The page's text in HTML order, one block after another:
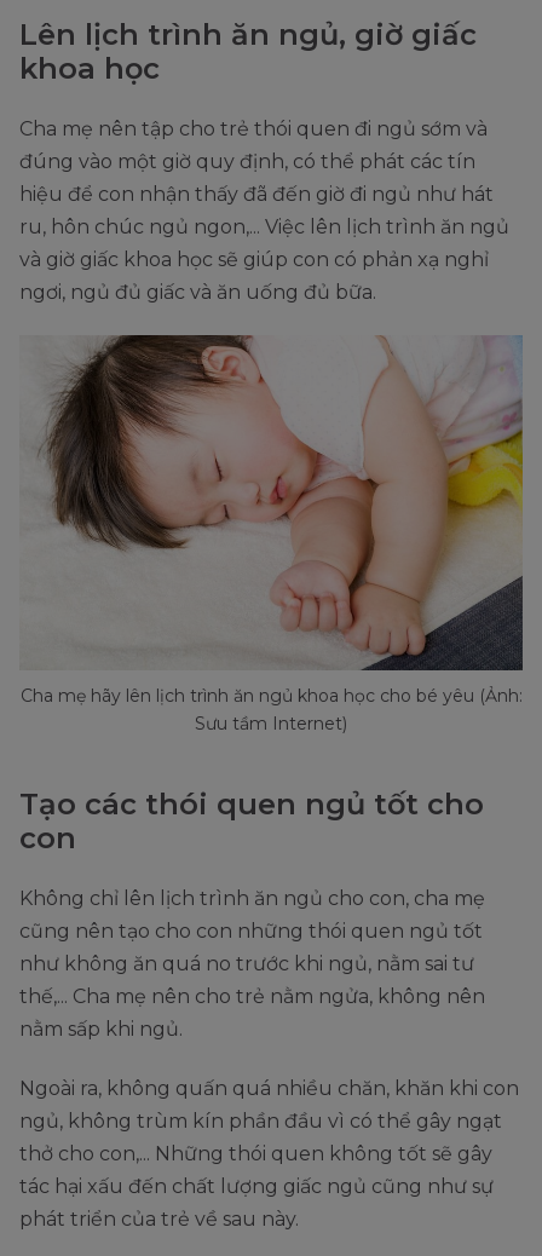
Lên lịch trình ăn ngủ, giờ giấc
khoa học
Cha mẹ nên tập cho trẻ thói quen đi ngủ sớm và
đúng vào một giờ quy định, có thể phát các tín
hiệu để con nhận thấy đã đến giờ đi ngủ như hát
ru, hôn chúc ngủ ngon,... Việc lên lịch trình ăn ngủ
và giờ giấc khoa học sẽ giúp con có phản xạ nghỉ
ngơi, ngủ đủ giấc và ăn uống đủ bữa.
Cha mẹ hãy lên lịch trình ăn ngủ khoa học cho bé yêu (Ảnh:
Sưu tầm Internet)
Tạo các thói quen ngủ tốt cho
con
Không chỉ lên lịch trình ăn ngủ cho con, cha mẹ
cũng nên tạo cho con những thói quen ngủ tốt
như không ăn quá no trước khi ngủ, nằm sai tư
thế,... Cha mẹ nên cho trẻ nằm ngửa, không nên
nằm sấp khi ngủ.
Ngoài ra, không quấn quá nhiều chăn, khăn khi con
ngủ, không trùm kín phần đầu vì có thể gây ngạt
thở cho con,... Những thói quen không tốt sẽ gây
tác hại xấu đến chất lượng giấc ngủ cũng như sự
phát triển của trẻ về sau này.